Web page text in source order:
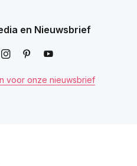
en Nieuwsbrief
voor onze nieuwsbrief